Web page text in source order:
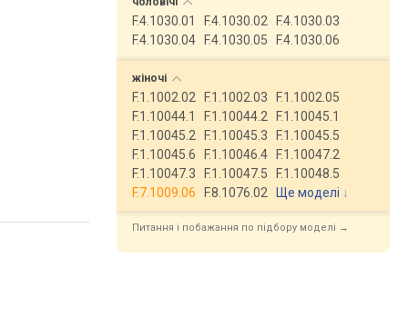
F.4.1030.01 F.4.1030.02
F.4.1030.03
F.4.1030.04
F.4.1030.05 F.4.1030.06
жіночі
F.1.1002.02 F.1.1002.03
F.1.1002.05
F.1.10044.1
F.1.10044.2
F.1.10045.1
F.1.10045.2
F.1.10045.3
F.1.10045.5
F.1.10045.6
F.1.10046.4
F.1.10047.2
F.1.10047.3
F.1.10047.5
F.1.10048.5
F.7.1009.06
F.8.1076.02 Ще моделі ↓
Питання і побажання по підбору моделі →